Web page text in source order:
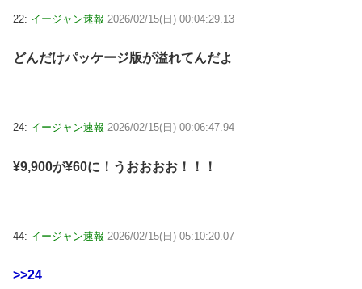
22: イージャン速報 2026/02/15(日) 00:04:29.13
どんだけパッケージ版が溢れてんだよ
24: イージャン速報 2026/02/15(日) 00:06:47.94
¥9,900が¥60に！うおおおお！！！
44: イージャン速報 2026/02/15(日) 05:10:20.07
>>24